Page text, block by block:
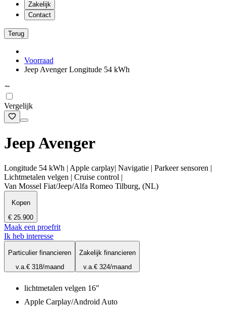
Zakelijk
Contact
Terug
Voorraad
Jeep Avenger Longitude 54 kWh
Vergelijk
Jeep Avenger
Longitude 54 kWh | Apple carplay| Navigatie | Parkeer sensoren |
Lichtmetalen velgen | Cruise control |
Van Mossel Fiat/Jeep/Alfa Romeo Tilburg, (NL)
Kopen
€ 25.900
Maak een proefrit
Ik heb interesse
Particulier financieren
v.a.€ 318/maand
Zakelijk financieren
v.a.€ 324/maand
lichtmetalen velgen 16"
Apple Carplay/Android Auto